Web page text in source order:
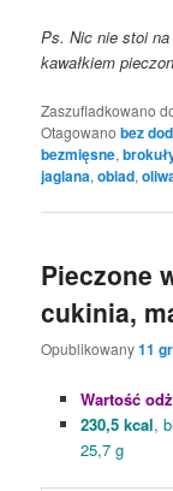
Ps. Nic nie stoi
kawałkiem
Zaszufladkowano
Otagowano bez
bezmięsne,
jaglana,obiad,
Pieczone
cukinia,
Opublikowany11
Wartość
230,5 kcal,
25,7 g